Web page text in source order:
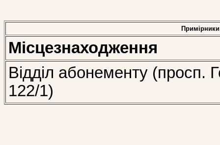
Примірники
Місцезнаходження
Відділ абонементу (просп.
122/1)